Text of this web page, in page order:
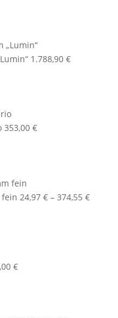
1.788,90 €
353,00 €
24,97 €– 374,55 €
€